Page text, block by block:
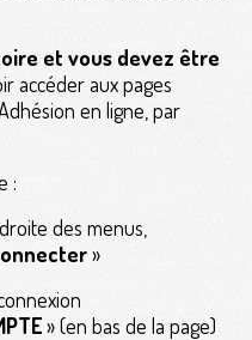
et vous devez être
accéder aux pages
en ligne, par
:
des menus,
»
» (en bas de la page)